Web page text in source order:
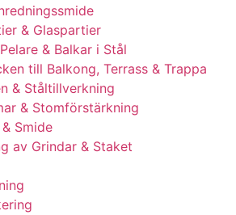
& Glaspartier
& Balkar i Stål
till Balkong, Terrass & Trappa
& Ståltillverkning
& Stomförstärkning
Smide
av Grindar & Staket